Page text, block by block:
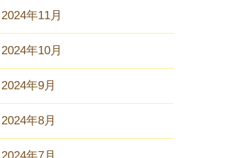
2024年11月
2024年10月
2024年9月
2024年8月
2024年7月